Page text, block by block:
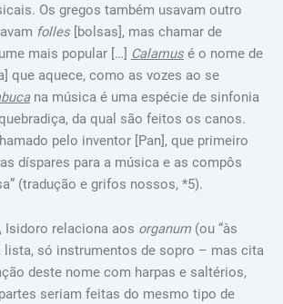
Os gregos também usavam outro
folles[bolsas], mas chamar de
mais popular […] Calamusé o nome de
que aquece, como as vozes ao se
na música é uma espécie de sinfonia
da qual são feitos os canos.
pelo inventor [Pan], que primeiro
díspares para a música e as compôs
(tradução e grifos nossos, *5).
Isidoro relaciona aos organum(ou “às
lista, só instrumentos de sopro – mas cita
deste nome com harpas e saltérios,
seriam feitas do mesmo tipo de